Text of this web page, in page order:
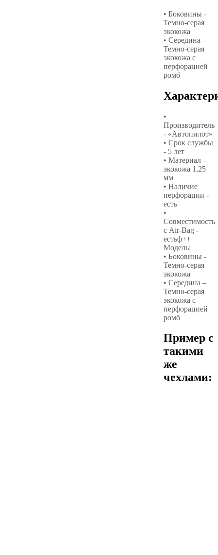
• Боковины -
Темно-серая
экокожа
• Середина –
Темно-серая
экокожа с
перфорацией
ромб
•
Производитель
- «Автопилот»
• Срок службы
- 5 лет
• Материал –
экокожа 1,25
мм
• Наличие
перфорации -
есть
•
Совместимость
с Air-Bag -
естьф++
Модель:
• Боковины -
Темно-серая
экокожа
• Середина –
Темно-серая
экокожа с
перфорацией
ромб
Пример с
такими
же
чехлами: